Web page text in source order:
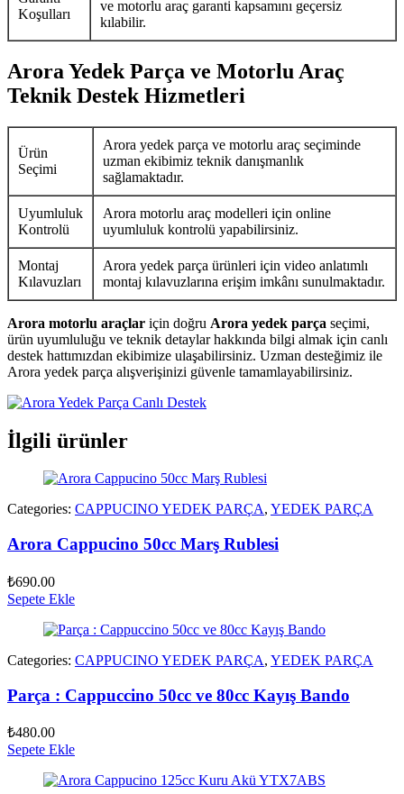
Koşulları
ve motorlu araç garanti kapsamını geçersiz
kılabilir.
Arora Yedek Parça ve Motorlu Araç
Teknik Destek Hizmetleri
Ürün
Seçimi
Arora yedek parça ve motorlu araç seçiminde
uzman ekibimiz teknik danışmanlık
sağlamaktadır.
Uyumluluk
Kontrolü
Arora motorlu araç modelleri için online
uyumluluk kontrolü yapabilirsiniz.
Montaj
Kılavuzları
Arora yedek parça ürünleri için video anlatımlı
montaj kılavuzlarına erişim imkânı sunulmaktadır.
Arora motorlu araçlar için doğru Arora yedek parça seçimi,
ürün uyumluluğu ve teknik detaylar hakkında bilgi almak için canlı
destek hattımızdan ekibimize ulaşabilirsiniz. Uzman desteğimiz ile
Arora yedek parça alışverişinizi güvenle tamamlayabilirsiniz.
İlgili ürünler
Categories: CAPPUCINO YEDEK PARÇA, YEDEK PARÇA
Arora Cappucino 50cc Marş Rublesi
₺690.00
Sepete Ekle
Categories: CAPPUCINO YEDEK PARÇA, YEDEK PARÇA
Parça : Cappuccino 50cc ve 80cc Kayış Bando
₺480.00
Sepete Ekle